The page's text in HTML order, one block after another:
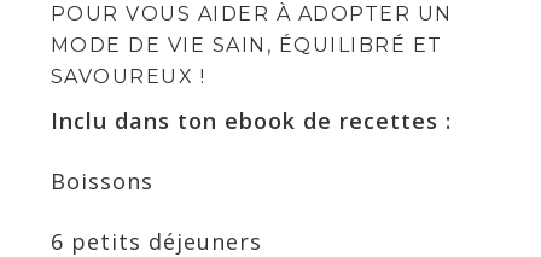
POUR VOUS AIDER À ADOPTER UN
MODE DE VIE SAIN, ÉQUILIBRÉ ET
SAVOUREUX !
Inclu dans ton ebook de recettes :
Boissons
6 petits déjeuners